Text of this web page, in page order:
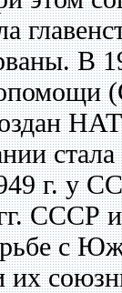
В
г. у
СССР
с